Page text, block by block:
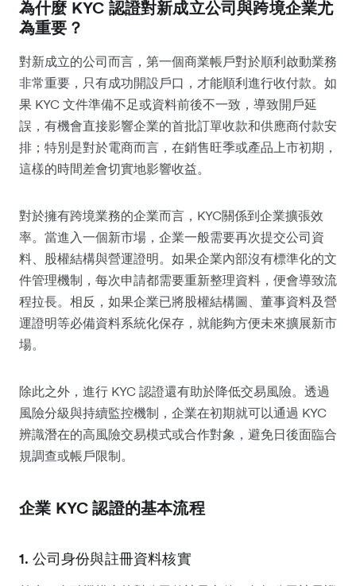
為什麼 KYC 認證對新成立公司與跨境企業尤
為重要？
對新成立的公司而言，第一個商業帳戶對於順利啟動業務
非常重要，只有成功開設戶口，才能順利進行收付款。如
果 KYC 文件準備不足或資料前後不一致，導致開戶延
誤，有機會直接影響企業的首批訂單收款和供應商付款安
排；特別是對於電商而言，在銷售旺季或產品上市初期，
這樣的時間差會切實地影響收益。
對於擁有跨境業務的企業而言，KYC關係到企業擴張效
率。當進入一個新市場，企業一般需要再次提交公司資
料、股權結構與營運證明。如果企業內部沒有標準化的文
件管理機制，每次申請都需要重新整理資料，便會導致流
程拉長。相反，如果企業已將股權結構圖、董事資料及營
運證明等必備資料系統化保存，就能夠方便未來擴展新市
場。
除此之外，進行 KYC 認證還有助於降低交易風險。透過
風險分級與持續監控機制，企業在初期就可以通過 KYC
辨識潛在的高風險交易模式或合作對象，避免日後面臨合
規調查或帳戶限制。
企業 KYC 認證的基本流程
1. 公司身份與註冊資料核實